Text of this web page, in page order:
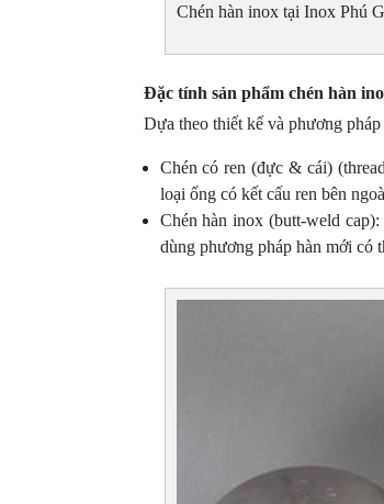
Chén hàn inox tại Inox Phú
Đặc tính sản phẩm chén hàn
Dựa theo thiết kế và phương
Chén có ren (đực & cái)
loại ống có kết cấu ren bên
Chén hàn inox (butt-weld
dùng phương pháp hàn mới có